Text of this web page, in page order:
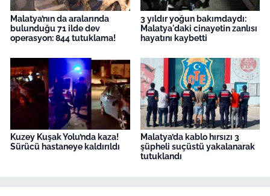
Malatya’nın da aralarında
bulunduğu 71 ilde dev
operasyon: 844 tutuklama!
3 yıldır yoğun bakımdaydı:
Malatya'daki cinayetin zanlısı
hayatını kaybetti
Kuzey Kuşak Yolu’nda kaza!
Sürücü hastaneye kaldırıldı
Malatya’da kablo hırsızı 3
şüpheli suçüstü yakalanarak
tutuklandı